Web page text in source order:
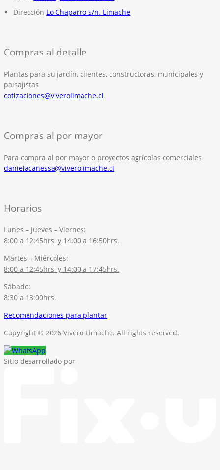
Dirección Lo Chaparro s/n. Limache
Compras al detalle
Plantas para su jardín, clientes, constructoras, municipales y
paisajistas
cotizaciones@viverolimache.cl
Compras al por mayor
Para compra al por mayor o proyectos agrícolas comerciales
danielacanessa@viverolimache.cl
Horarios
Lunes – Jueves – Viernes:
8:00 a 12:45hrs. y 14:00 a 16:50hrs.
Martes – Miércoles:
8:00 a 12:45hrs. y 14:00 a 17:45hrs.
Sábado:
8:30 a 13:00hrs.
Recomendaciones para plantar
Copyright © 2026 Vivero Limache. All rights reserved.
Sitio desarrollado por